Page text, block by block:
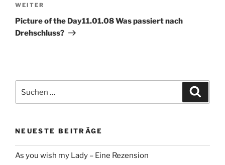
Nächster
Beitrag
WEITER
Picture of the Day11.01.08 Was passiert nach
Drehschluss?
nach:
NEUESTE BEITRÄGE
As you wish my Lady – Eine Rezension